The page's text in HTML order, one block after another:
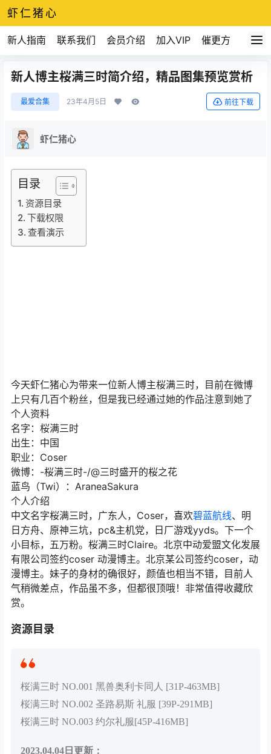
虾仁猪心
新人指南 联系我们 会员介绍 加入VIP 催更方式
新人博主桜满三时简介绍，精品图集预览赏析
最爱合集 23年4月5日 前往下载
虾仁猪心
目录
资源目录
下载权限
查看演示
今天虾仁猪心为带来一位新人博主桜满三时，目前在微博
上只有几百个粉丝，但是我已经通过她的作品注意到她了
个人资料
名字：桜满三时
出生：中国
职业：Coser
微博：-桜满三时-/@三时盛开的桜之花
蓝鸟（Twi）：AraneaSakura
个人介绍
中文名字桜满三时，广东人，Coser，喜欢碧蓝航线、明
日方舟、原神三坑，pc&主机党，日厂游戏yyds。下一个
小目标，五万粉。桜满三时Claire。北京中动爱盟文化发展
有限公司签约coser 动漫博主。北京某公司签约coser，动
漫博主。妹子的身材的确很好，颜值也相当不错，目前人
气稍微差点，作品虽不多，但都很顶哦！非常值得收藏欣
赏。
资源目录
桜满三时 NO.001 黑兽奥利卡同人 [31P-463MB]
桜满三时 NO.002 圣路易斯 礼服 [39P-291MB]
桜满三时 NO.003 约尔礼服[45P-416MB]
2023.04.04日更新：